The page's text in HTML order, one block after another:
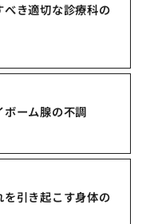
き適切な診療科の
ーム腺の不調
引き起こす身体の